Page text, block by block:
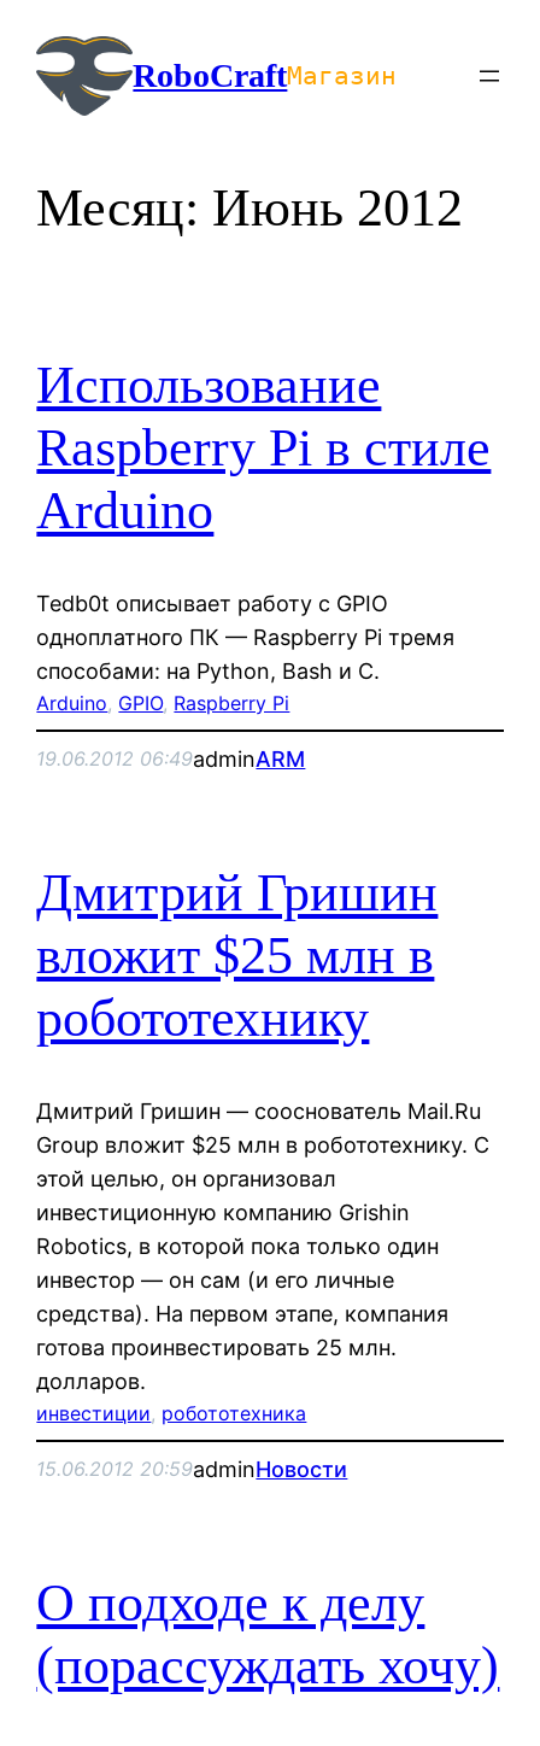
содержимомуRoboCraftМагазин
Месяц: Июнь 2012
Использование
Raspberry Pi в стиле
Arduino
Tedb0t описывает работу с GPIO
одноплатного ПК — Raspberry Pi тремя
способами: на Python, Bash и C.
Arduino, GPIO, Raspberry Pi
19.06.2012 06:49adminARM
Дмитрий Гришин
вложит $25 млн в
робототехнику
Дмитрий Гришин — сооснователь Mail.Ru
Group вложит $25 млн в робототехнику. С
этой целью, он организовал
инвестиционную компанию Grishin
Robotics, в которой пока только один
инвестор — он сам (и его личные
средства). На первом этапе, компания
готова проинвестировать 25 млн.
долларов.
инвестиции, робототехника
15.06.2012 20:59adminНовости
О подходе к делу
(порассуждать хочу)